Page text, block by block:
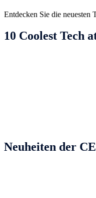
Entdecken Sie die
10 Coolest Tech
Neuheiten der